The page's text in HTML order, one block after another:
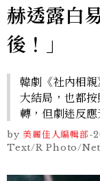
赫透露白
後！」
韓劇《社內相
大結局，也都
轉，但劇迷反
by 美麗佳人編輯部-
Text/R Photo/